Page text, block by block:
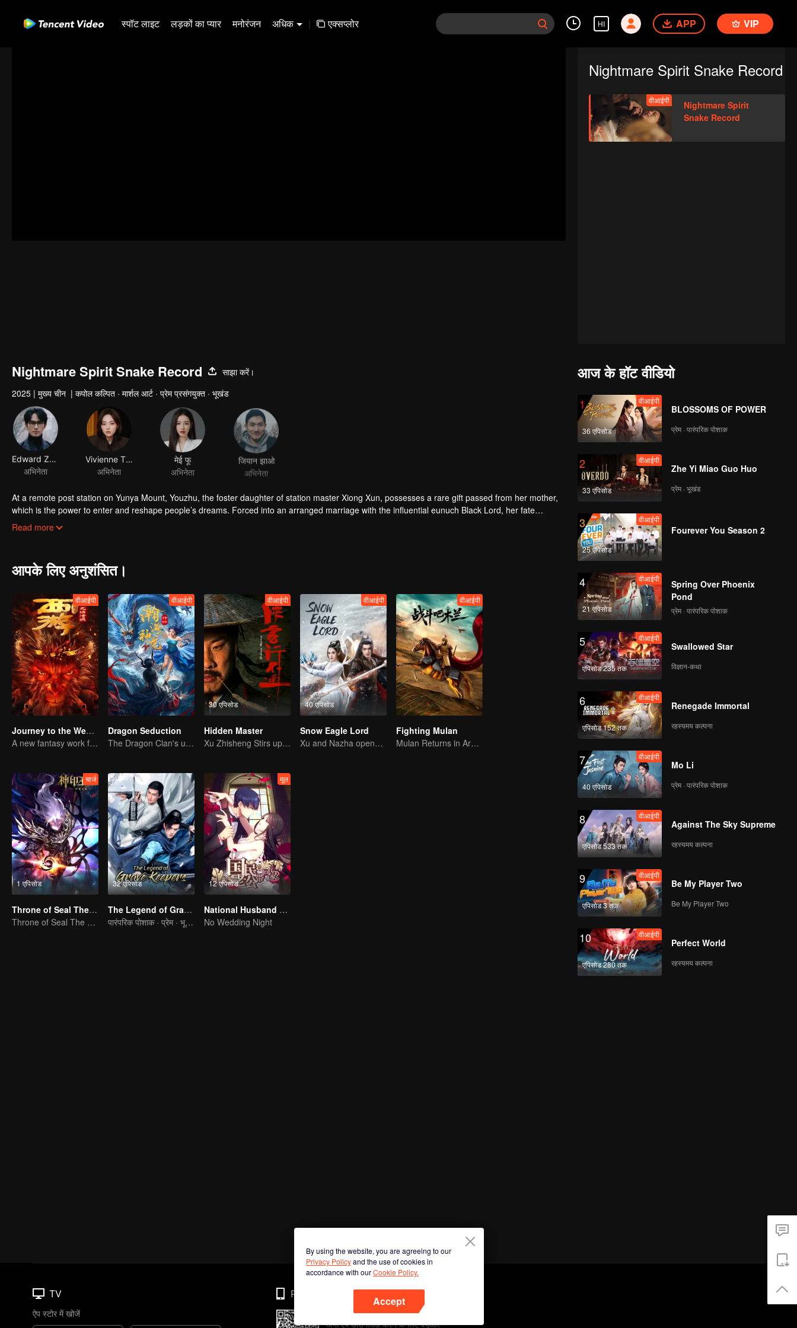
स्पॉट लाइट लड़कों का प्यार मनोरंजन अधिक | एक्सप्लोर HI APP VIP
Nightmare Spirit Snake Record
वीआईपी
Nightmare Spirit
Snake Record
Nightmare Spirit Snake Record
साझा करें।
2025 | मुख्य चीन | कपोल कल्पित · मार्शल आर्ट · प्रेम प्रसंगयुक्त · भूखंड
Edward Zhang
अभिनेता
अभिनेता
मेई फू
अभिनेता
जियान झाओ
अभिनेता
At a remote post station on Yunya Mount, Youzhu, the foster daughter of station master Xiong Xun, possesses a rare gift passed from her mother,
which is the power to enter and reshape people’s dreams. Forced into an arranged marriage with the influential eunuch Black Lord, her fate
changes when she meets an enigmatic stranger during a dream-walking task. This encounter pulls her into a mystical war with a dark wizard
Read more
आपके लिए अनुशंसित।
वीआईपी
Journey to the West:The Helltown of Heaven
A new fantasy work from the Journey to the West IP is coming
वीआईपी
Dragon Seduction
The Dragon Clan's useless Third Prince strikes back
30 एपिसोड
वीआईपी
Hidden Master
Xu Zhisheng Stirs up a Hilarious Storm in the Martial World
40 एपिसोड
वीआईपी
Snow Eagle Lord
Xu and Nazha opens the world of hot-blooded transcendence
वीआईपी
Fighting Mulan
Mulan Returns in Armor and Wreaks Havoc
1 एपिसोड
चार्ज
Throne of Seal The Movie: The Crownless God
Throne of Seal The Movie: The Crownless God
32 एपिसोड
The Legend of Grave Keepers
पारंपरिक पोशाक · प्रेम · भूखंड
12 एपिसोड
मूल
National Husband Bring Home SS1
No Wedding Night
आज के हॉट वीडियो
1
36 एपिसोड
वीआईपी
BLOSSOMS OF POWER
प्रेम · पारंपरिक पोशाक
2
33 एपिसोड
वीआईपी
Zhe Yi Miao Guo Huo
प्रेम · भूखंड
3
25 एपिसोड
वीआईपी
Fourever You Season 2
4
21 एपिसोड
वीआईपी
Spring Over Phoenix
Pond
प्रेम · पारंपरिक पोशाक
5
एपिसोड 235 तक
वीआईपी
Swallowed Star
विज्ञान-कथा
6
एपिसोड 152 तक
वीआईपी
Renegade Immortal
रहस्यमय कल्पना
7
40 एपिसोड
वीआईपी
Mo Li
प्रेम · पारंपरिक पोशाक
8
एपिसोड 533 तक
वीआईपी
Against The Sky Supreme
रहस्यमय कल्पना
9
एपिसोड 3 तक
वीआईपी
Be My Player Two
Be My Player Two
10
एपिसोड 280 तक
वीआईपी
Perfect World
रहस्यमय कल्पना
By using the website, you are agreeing to our
Privacy Policyand the use of cookies in
accordance with ourCookie Policy.
Accept
TV
ऐप स्टोर में खोजें
Phone
अभी ऐप डाउनलोड करने के लिए क्यूआर